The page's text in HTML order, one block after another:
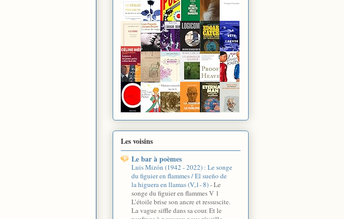
Les voisins
Le bar à poèmes
Luis Mizón (1942 - 2022) : Le songe
du figuier en flammes / El sueño de
la higuera en llamas (V,1- 8)-Le
songe du figuier en flammes V 1
L’étoile brise son ancre et ressuscite.
La vague siffle dans sa cour. Et le